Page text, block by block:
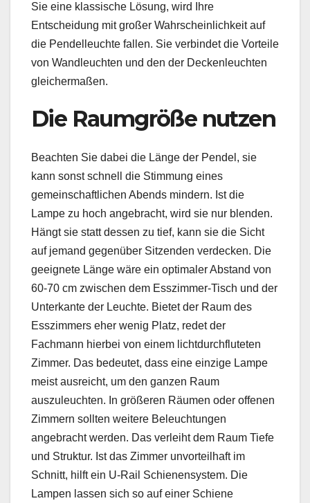
Sie eine klassische Lösung, wird Ihre
Entscheidung mit großer Wahrscheinlichkeit auf
die Pendelleuchte fallen. Sie verbindet die Vorteile
von Wandleuchten und den der Deckenleuchten
gleichermaßen.
Die Raumgröße nutzen
Beachten Sie dabei die Länge der Pendel, sie
kann sonst schnell die Stimmung eines
gemeinschaftlichen Abends mindern. Ist die
Lampe zu hoch angebracht, wird sie nur blenden.
Hängt sie statt dessen zu tief, kann sie die Sicht
auf jemand gegenüber Sitzenden verdecken. Die
geeignete Länge wäre ein optimaler Abstand von
60-70 cm zwischen dem Esszimmer-Tisch und der
Unterkante der Leuchte. Bietet der Raum des
Esszimmers eher wenig Platz, redet der
Fachmann hierbei von einem lichtdurchfluteten
Zimmer. Das bedeutet, dass eine einzige Lampe
meist ausreicht, um den ganzen Raum
auszuleuchten. In größeren Räumen oder offenen
Zimmern sollten weitere Beleuchtungen
angebracht werden. Das verleiht dem Raum Tiefe
und Struktur. Ist das Zimmer unvorteilhaft im
Schnitt, hilft ein U-Rail Schienensystem. Die
Lampen lassen sich so auf einer Schiene